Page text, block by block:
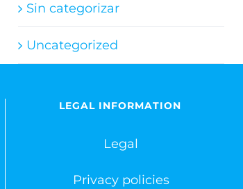
Sin categorizar
Uncategorized
LEGAL INFORMATION
Legal
Privacy policies